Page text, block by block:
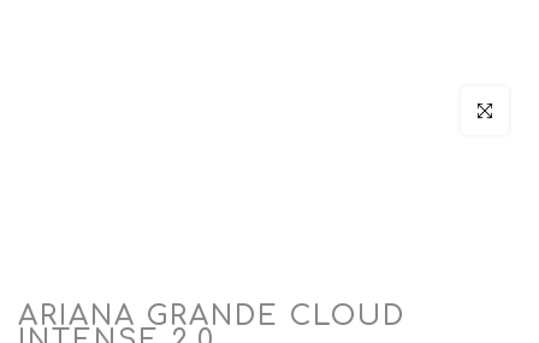
Click
ARIANA GRANDE CLOUD